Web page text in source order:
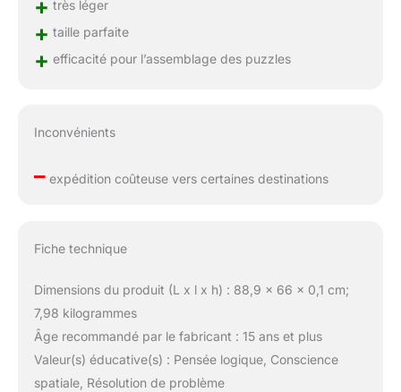
+ très léger
+ taille parfaite
+ efficacité pour l’assemblage des puzzles
Inconvénients
–expédition coûteuse vers certaines destinations
Fiche technique
Dimensions du produit (L x l x h) : 88,9 x 66 x 0,1 cm;
7,98 kilogrammes
Âge recommandé par le fabricant : 15 ans et plus
Valeur(s) éducative(s) : Pensée logique, Conscience
spatiale, Résolution de problème